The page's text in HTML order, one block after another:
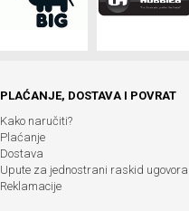
PLAĆANJE, DOSTAVA I POVRAT
Kako naručiti?
Plaćanje
Dostava
Upute za jednostrani raskid ugovora
Reklamacije